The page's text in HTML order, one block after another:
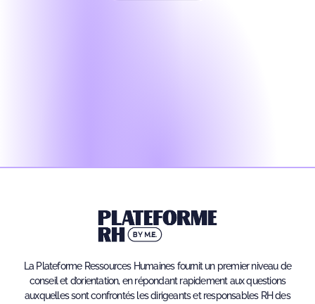
La Plateforme Ressources Humaines fournit un premier niveau de
conseil et d’orientation, en répondant rapidement aux questions
auxquelles sont confrontés les dirigeants et responsables RH des